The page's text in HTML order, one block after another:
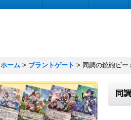
ホーム > ブラントゲート > 同調の銃砲ビ
同